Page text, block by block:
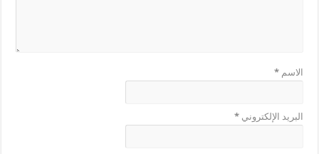
الاسم*
البريد الإلكتروني*